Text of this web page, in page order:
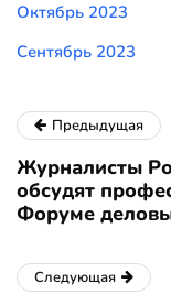
Октябрь 2023
Сентябрь 2023
Предыдущая
Журналисты
обсудят
Форуме
Следующая